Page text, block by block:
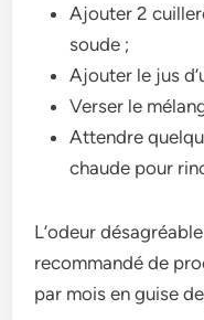
Ajouter 2
soude ;
Ajouter le jus
Verser le
Attendre
chaude pour
L’odeur
recommandé de
par mois en guise